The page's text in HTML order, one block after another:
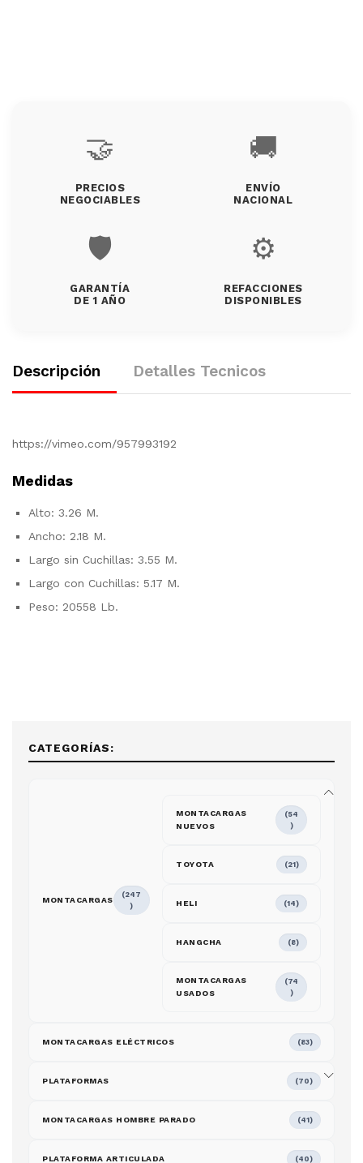
🤝
PRECIOS
NEGOCIABLES
🚚
ENVÍO
NACIONAL
🛡️
GARANTÍA
DE 1 AÑO
⚙️
REFACCIONES
DISPONIBLES
Descripción Detalles Tecnicos
https://vimeo.com/957993192
Medidas
Alto: 3.26 M.
Ancho: 2.18 M.
Largo sin Cuchillas: 3.55 M.
Largo con Cuchillas: 5.17 M.
Peso: 20558 Lb.
CATEGORÍAS:
MONTACARGAS
(247
)
MONTACARGAS
NUEVOS
(54
)
TOYOTA (21)
HELI (14)
HANGCHA (8)
MONTACARGAS
USADOS
(74
)
MONTACARGAS ELÉCTRICOS (83)
PLATAFORMAS (70)
MONTACARGAS HOMBRE PARADO (41)
PLATAFORMA ARTICULADA (40)